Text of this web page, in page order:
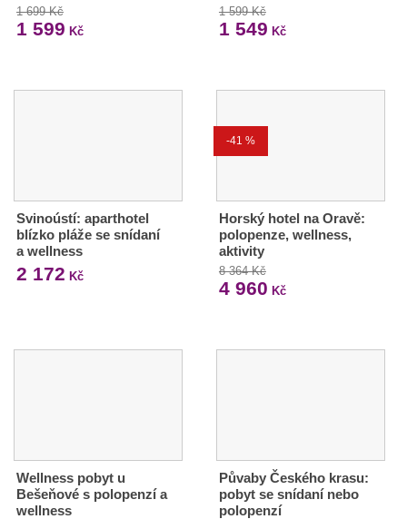
1 699 Kč
1 599 Kč
1 599 Kč
1 549 Kč
Svinoústí: aparthotel
blízko pláže se snídaní
a wellness
2 172 Kč
-41 %
Horský hotel na Oravě:
polopenze, wellness,
aktivity
8 364 Kč
4 960 Kč
Wellness pobyt u
Bešeňové s polopenzí a
wellness
Půvaby Českého krasu:
pobyt se snídaní nebo
polopenzí